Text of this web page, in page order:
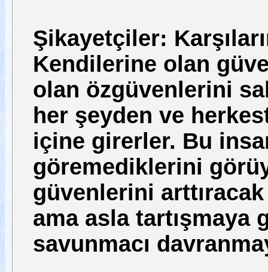
Şikayetçiler:
Kendilerine olan
olan özgüvenlerini
her şeyden ve
içine girerler. Bu
göremediklerini
güvenlerini
ama asla tartışmaya
savunmacı